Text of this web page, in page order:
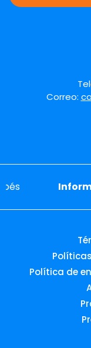
Correo:
Política de